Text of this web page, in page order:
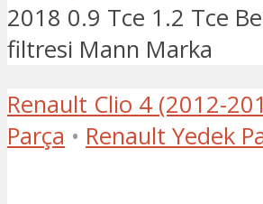
2018 0.9 Tce 1.2 Tce
filtresi Mann Marka
Renault Clio 4 (2012-
Parça • Renault Yedek